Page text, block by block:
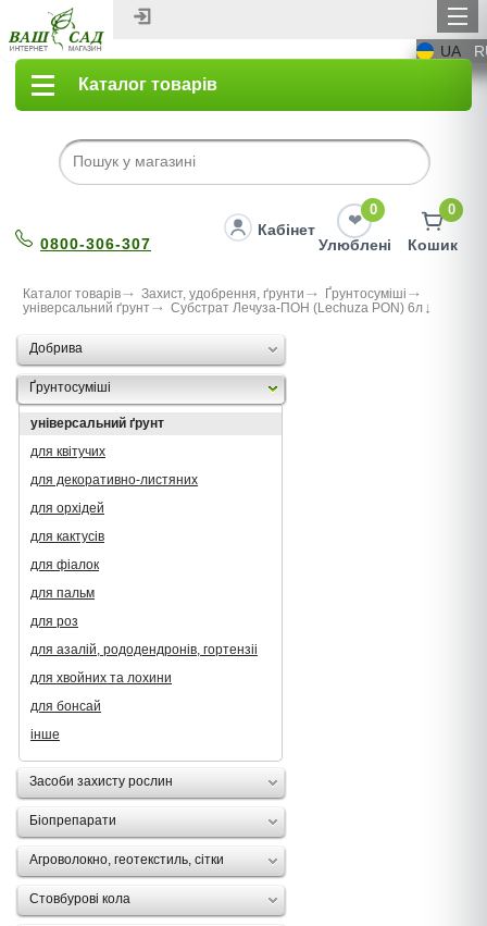
UA
Каталог товарів
0800-306-307
Кабінет
0
Улюблені
0
Кошик
Каталог товарів Захист, удобрення, ґрунти
Ґрунтосуміші
універсальний ґрунт
Субстрат Лечуза-ПОН (Lechuza PON) 6л
Добрива
Ґрунтосуміші
універсальний ґрунт
для квітучих
для декоративно-листяних
для орхідей
для кактусів
для фіалок
для пальм
для роз
для азалій, рододендронів, гортензii
для хвойних та лохини
для бонсай
інше
Засоби захисту рослин
Біопрепарати
Агроволокно, геотекстиль, сітки
Стовбурові кола